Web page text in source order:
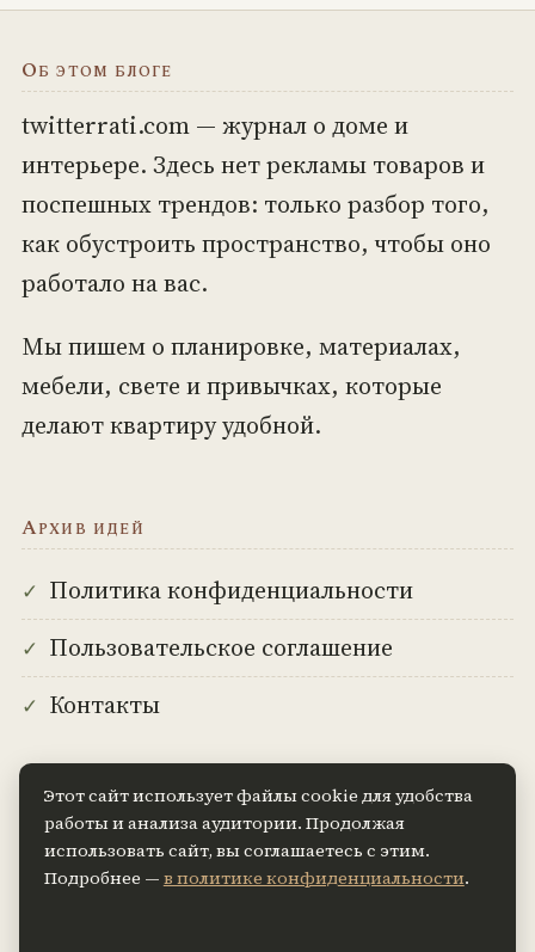
Об этом блоге
twitterrati.com — журнал о доме и
интерьере. Здесь нет рекламы товаров и
поспешных трендов: только разбор того,
как обустроить пространство, чтобы оно
работало на вас.
Мы пишем о планировке, материалах,
мебели, свете и привычках, которые
делают квартиру удобной.
Архив идей
Политика конфиденциальности
Пользовательское соглашение
Контакты
Мысль на сегодня
Хороший интерьер не покупается за один
Этот сайт использует файлы cookie для удобства
работы и анализа аудитории. Продолжая
использовать сайт, вы соглашаетесь с этим.
Подробнее — в политике конфиденциальности.